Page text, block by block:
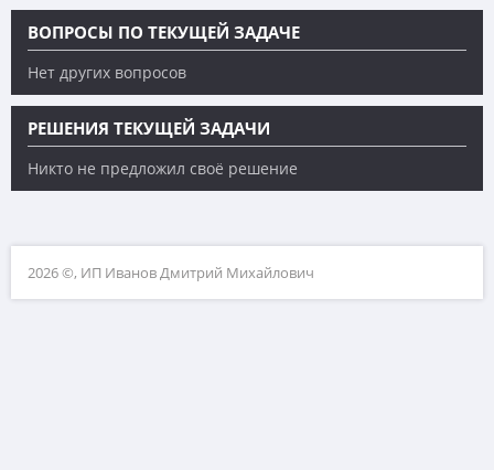
ВОПРОСЫ ПО ТЕКУЩЕЙ ЗАДАЧЕ
Нет других вопросов
РЕШЕНИЯ ТЕКУЩЕЙ ЗАДАЧИ
Никто не предложил своё решение
2026 ©, ИП Иванов Дмитрий Михайлович